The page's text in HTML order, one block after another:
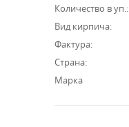
Количество в уп.:
Вид кирпича:
Фактура:
Страна:
Марка